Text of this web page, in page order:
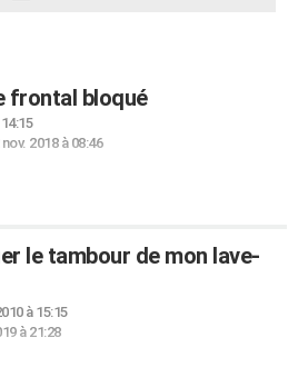
frontal bloqué
nov. 2018 à 08:46
le tambour de mon lave-
à 15:15
à 21:28